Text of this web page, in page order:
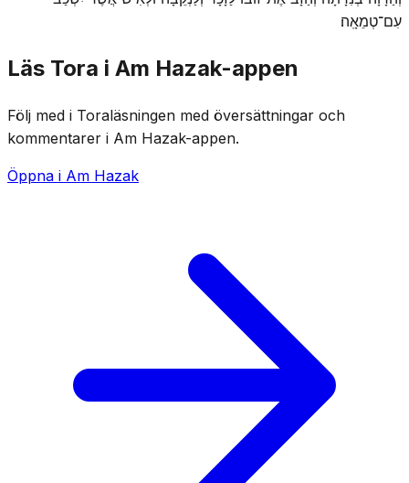
עִם־טְמֵאָֽה׃
Läs Tora i Am Hazak-appen
Följ med i Toraläsningen med översättningar och
kommentarer i Am Hazak-appen.
Öppna i Am Hazak